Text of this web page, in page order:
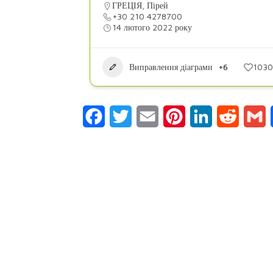
ГРЕЦІЯ Пірей
+30 210 4278700
14 лютого 2022 року
Виправлення діаграми +6
FacebookTwitter Email PinterestLinkedIn Reddit